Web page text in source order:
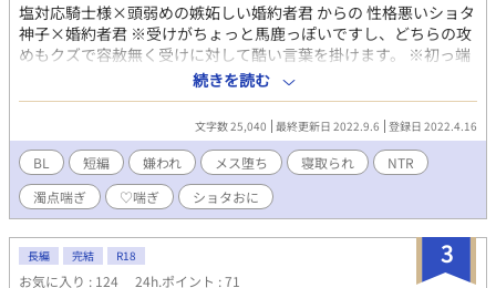
塩対応騎士様×頭弱めの嫉妬しい婚約者君 からの 性格悪いショタ
神子×婚約者君 ※受けがちょっと馬鹿っぽいですし、どちらの攻
めもクズで容赦無く受けに対して酷い言葉を掛けます。 ※初っ端
から♡、濁点喘ぎましましです。 ※受けがずっと可哀想な目に逢
います。 展開が早いので、苦手な方は閲覧をお控えください。 タ
イトル通りの内容です。短く2話に分けて終わらせる予定です。
勢いに任せて書いたものですので、辻褄が合わなかったり諸々の
事情で後々加筆修正すると思います。 書きたいところだけ書いた
ので、猛スピードで話が進みます。ショタである意味はあまりな
いですが、これは趣味です。大目に見ていただければ…。当然の
ように女性はいませんし男が男の婚約者になるような世界です。
主の性癖と悪趣味の塊ですので、恐らくメリーバッドエンドにな
ると思います。 ーーーーー 読後推奨 蛇足 胸糞気味な終わ
続きを読む
文字数 25,040 最終更新日 2022.9.6 登録日 2022.4.16
BL 短編 嫌われ メス堕ち 寝取られ
NTR
濁点喘ぎ
♡喘ぎ ショタおに
3
長編 完結 R18
お気に入り : 124 24h.ポイント : 71